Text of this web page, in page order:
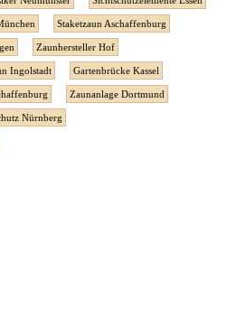
Staketzaun Aschaffenburg
Zaunhersteller Hof
Ingolstadt Gartenbrücke Kassel
Zaunanlage Dortmund
Nürnberg